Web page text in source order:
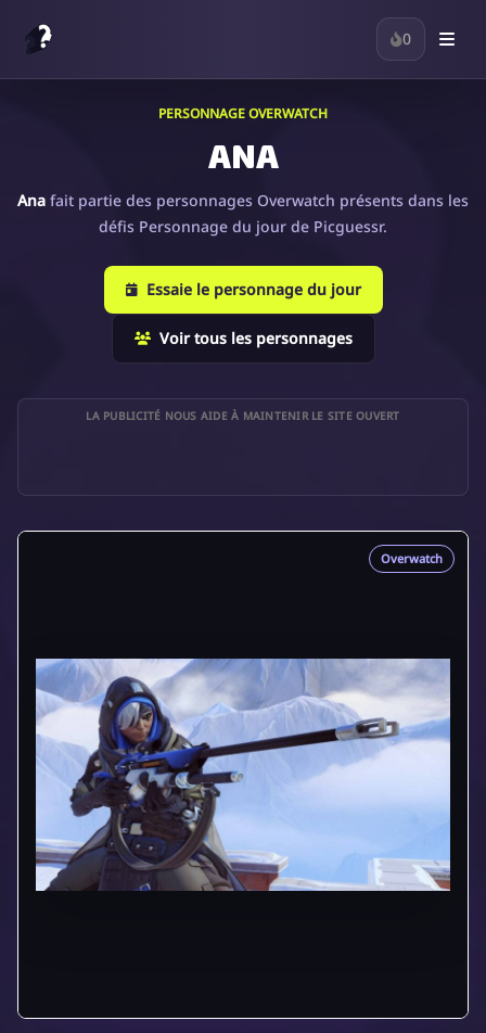
0
PERSONNAGE OVERWATCH
ANA
Ana fait partie des personnages Overwatch présents dans les
défis Personnage du jour de Picguessr.
Essaie le personnage du jour
Voir tous les personnages
LA PUBLICITÉ NOUS AIDE À MAINTENIR LE SITE OUVERT
Overwatch